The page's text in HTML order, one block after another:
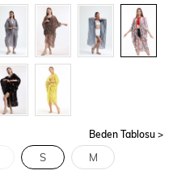
Crop & Büstiyer
Beden Tablosu
S M